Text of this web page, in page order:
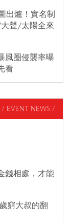
出爐！實名制
聲/太陽全來
風圈侵襲率曝
看
/ EVENT NEWS /
錢相處，才能
窮大叔的翻